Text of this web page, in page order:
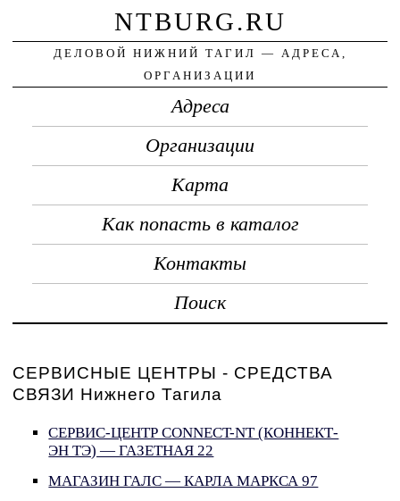
NTBURG.RU
ДЕЛОВОЙ НИЖНИЙ ТАГИЛ — АДРЕСА,
ОРГАНИЗАЦИИ
Адреса
Организации
Карта
Как попасть в каталог
Контакты
Поиск
СЕРВИСНЫЕ ЦЕНТРЫ - СРЕДСТВА
СВЯЗИ Нижнего Тагила
СЕРВИС-ЦЕНТР CONNECT-NT (КОННЕКТ-
ЭН ТЭ) — ГАЗЕТНАЯ 22
МАГАЗИН ГАЛС — КАРЛА МАРКСА 97